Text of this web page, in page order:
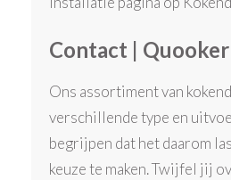
Contact | Quooker
Ons assortiment van
verschillende type en
begrijpen dat het daarom
keuze te maken. Twijfel jij